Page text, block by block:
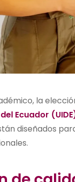
la
Ecuador
diseñados